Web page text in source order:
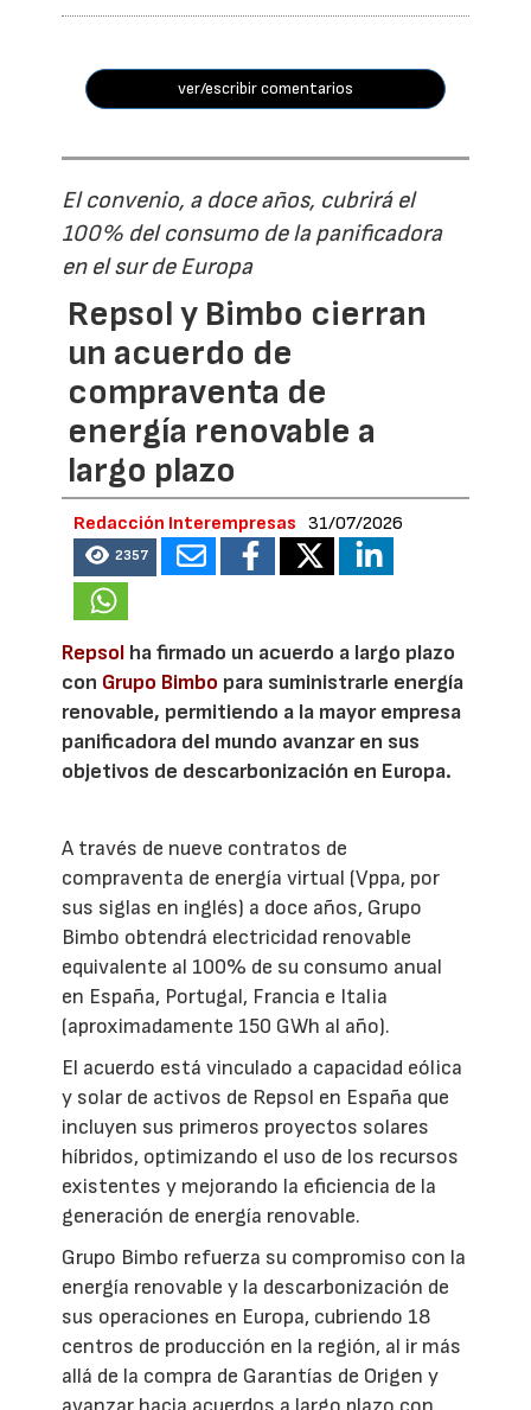
ver/escribir comentarios
El convenio, a doce años, cubrirá el
100% del consumo de la panificadora
en el sur de Europa
Repsol y Bimbo cierran
un acuerdo de
compraventa de
energía renovable a
largo plazo
Redacción Interempresas 31/07/2026
2357
Repsol ha firmado un acuerdo a largo plazo
con Grupo Bimbo para suministrarle energía
renovable, permitiendo a la mayor empresa
panificadora del mundo avanzar en sus
objetivos de descarbonización en Europa.
A través de nueve contratos de
compraventa de energía virtual (Vppa, por
sus siglas en inglés) a doce años, Grupo
Bimbo obtendrá electricidad renovable
equivalente al 100% de su consumo anual
en España, Portugal, Francia e Italia
(aproximadamente 150 GWh al año).
El acuerdo está vinculado a capacidad eólica
y solar de activos de Repsol en España que
incluyen sus primeros proyectos solares
híbridos, optimizando el uso de los recursos
existentes y mejorando la eficiencia de la
generación de energía renovable.
Grupo Bimbo refuerza su compromiso con la
energía renovable y la descarbonización de
sus operaciones en Europa, cubriendo 18
centros de producción en la región, al ir más
allá de la compra de Garantías de Origen y